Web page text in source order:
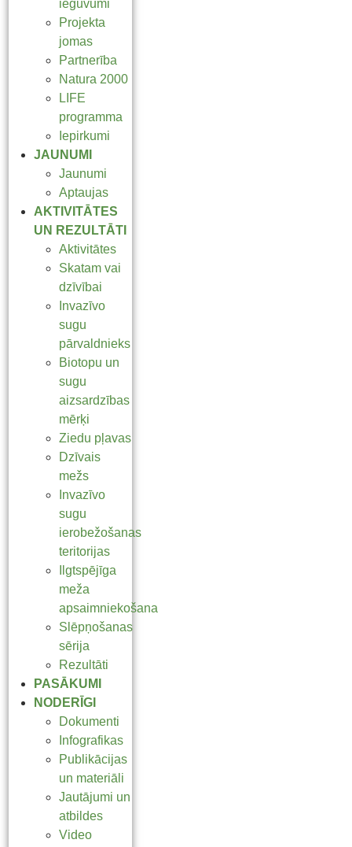
ieguvumi
Projekta
jomas
Partnerība
Natura 2000
LIFE
programma
Iepirkumi
JAUNUMI
Jaunumi
Aptaujas
AKTIVITĀTES
UN REZULTĀTI
Aktivitātes
Skatam vai
dzīvībai
Invazīvo
sugu
pārvaldnieks
Biotopu un
sugu
aizsardzības
mērķi
Ziedu pļavas
Dzīvais
mežs
Invazīvo
sugu
ierobežošanas
teritorijas
Ilgtspējīga
meža
apsaimniekošana
Slēpņošanas
sērija
Rezultāti
PASĀKUMI
NODERĪGI
Dokumenti
Infografikas
Publikācijas
un materiāli
Jautājumi un
atbildes
Video